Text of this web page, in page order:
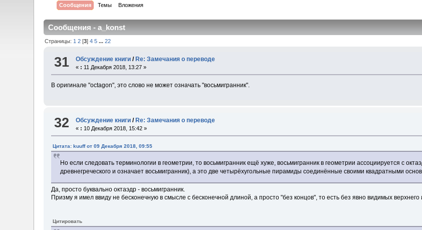
Сообщения Темы Вложения
Сообщения - a_konst
Страницы: 1 2 [3]4 5 ...22
31 Обсуждение книги / Re: Замечания о переводе
« : 11 Декабря 2018, 13:27 »
В оригинале "octagon", это слово не может означать "восьмигранник".
32 Обсуждение книги /Re: Замечания о переводе
« : 10 Декабря 2018, 15:42 »
Цитата: kuuff от 09 Декабря 2018, 09:55
Но если следовать терминологии в геометрии, то восьмигранник ещё хуже, восьмигранник в геометрии ассоциируется с
древнегреческого и означает восьмигранник), а это две четырёхугольные пирамиды соединённые своими квадратными
Да, просто буквально октаэдр - восьмигранник.
Призму я имел ввиду не бесконечную в смысле с бесконечной длиной, а просто "без концов", то есть без явно видимых
Цитировать